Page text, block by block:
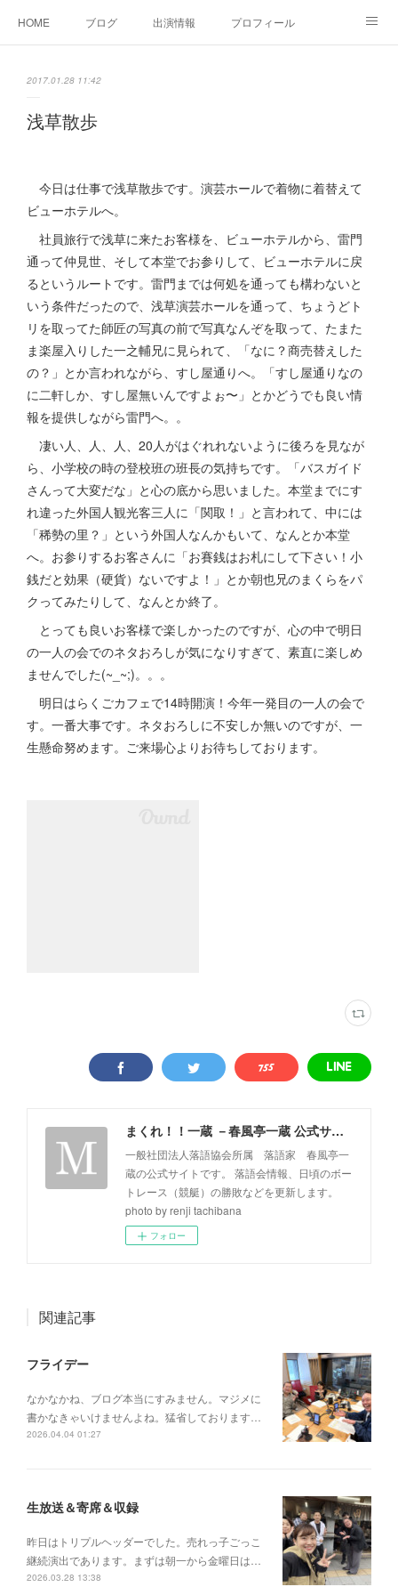
HOME ブログ 出演情報 プロフィール
2017.01.28 11:42
浅草散歩
今日は仕事で浅草散歩です。演芸ホールで着物に着替えて
ビューホテルへ。
社員旅行で浅草に来たお客様を、ビューホテルから、雷門
通って仲見世、そして本堂でお参りして、ビューホテルに戻
るというルートです。雷門までは何処を通っても構わないと
いう条件だったので、浅草演芸ホールを通って、ちょうどト
リを取ってた師匠の写真の前で写真なんぞを取って、たまた
ま楽屋入りした一之輔兄に見られて、「なに？商売替えした
の？」とか言われながら、すし屋通りへ。「すし屋通りなの
に二軒しか、すし屋無いんですよぉ〜」とかどうでも良い情
報を提供しながら雷門へ。。
凄い人、人、人、20人がはぐれれないように後ろを見なが
ら、小学校の時の登校班の班長の気持ちです。「バスガイド
さんって大変だな」と心の底から思いました。本堂までにす
れ違った外国人観光客三人に「関取！」と言われて、中には
「稀勢の里？」という外国人なんかもいて、なんとか本堂
へ。お参りするお客さんに「お賽銭はお札にして下さい！小
銭だと効果（硬貨）ないですよ！」とか朝也兄のまくらをパ
クってみたりして、なんとか終了。
とっても良いお客様で楽しかったのですが、心の中で明日
の一人の会でのネタおろしが気になりすぎて、素直に楽しめ
ませんでした(~_~;)。。。
明日はらくごカフェで14時開演！今年一発目の一人の会で
す。一番大事です。ネタおろしに不安しか無いのですが、一
生懸命努めます。ご来場心よりお待ちしております。
まくれ！！一蔵 －春風亭一蔵 公式サイト－
一般社団法人落語協会所属 落語家 春風亭一
蔵の公式サイトです。 落語会情報、日頃のボー
トレース（競艇）の勝敗などを更新します。
photo by renji tachibana
フォロー
関連記事
フライデー
なかなかね、ブログ本当にすみません。マジメに
書かなきゃいけませんよね。猛省しております…
2026.04.04 01:27
生放送＆寄席＆収録
昨日はトリプルヘッダーでした。売れっ子ごっこ
継続演出であります。まずは朝一から金曜日は…
2026.03.28 13:38